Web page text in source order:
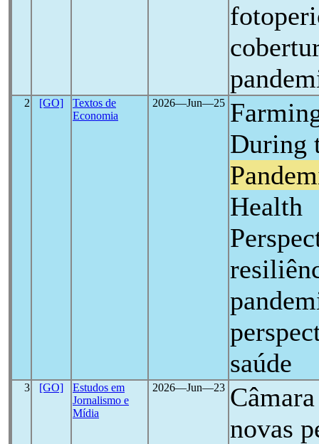
2 [GO]
Textos de
Economia
2026―Jun―25
During
Health
saúde
3 [GO]
Estudos em
Jornalismo e
Mídia
2026―Jun―23
novas